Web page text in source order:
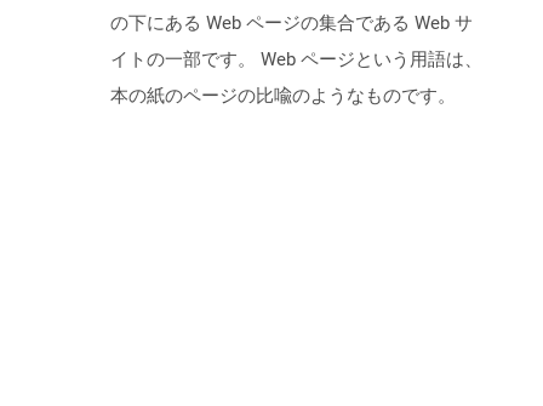
の下にある Web ページの集合である Web サ
イトの一部です。 Web ページという用語は、
本の紙のページの比喩のようなものです。